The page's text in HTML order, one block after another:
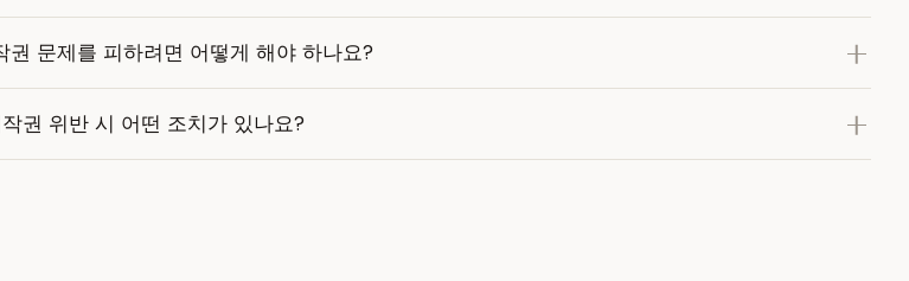
권 문제를 피하려면 어떻게 해야 하나요?
권 위반 시 어떤 조치가 있나요?